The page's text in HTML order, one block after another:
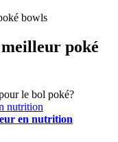
poké
le bol poké?
en nutrition